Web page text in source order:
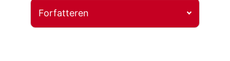
Forfatteren